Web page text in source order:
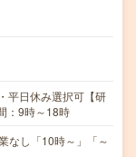
平日休み選択可【研
：9時～18時
し「10時～」「～